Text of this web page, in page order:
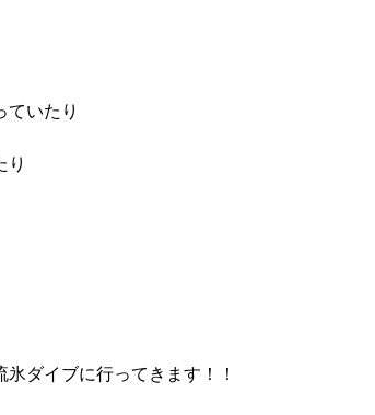
ていたり
り
ダイブに行ってきます！！